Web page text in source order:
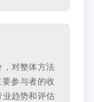
对整体方法
参与者的收
业趋势和评估